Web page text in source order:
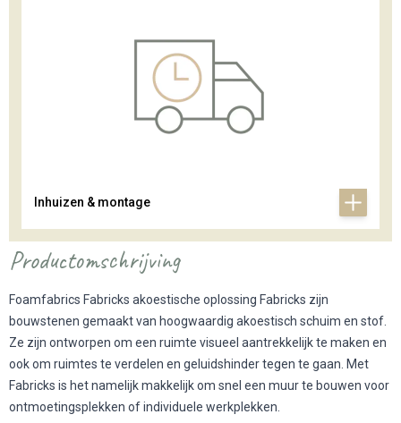
Inhuizen & montage
Productomschrijving
Foamfabrics Fabricks akoestische oplossing Fabricks zijn
bouwstenen gemaakt van hoogwaardig akoestisch schuim en stof.
Ze zijn ontworpen om een ruimte visueel aantrekkelijk te maken en
ook om ruimtes te verdelen en geluidshinder tegen te gaan. Met
Fabricks is het namelijk makkelijk om snel een muur te bouwen voor
ontmoetingsplekken of individuele werkplekken.